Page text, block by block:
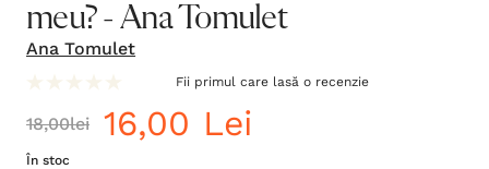
meu? - Ana Tomulet
Ana Tomulet
Fii primul care lasă o recenzie
18,00lei 16,00 Lei
În stoc